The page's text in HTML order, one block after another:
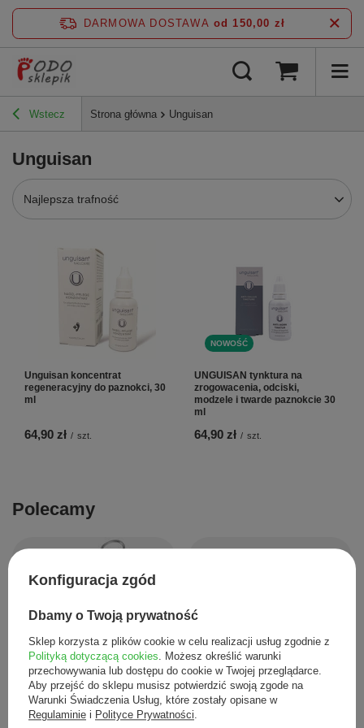
DARMOWA DOSTAWA od 150,00 zł
Wstecz Strona główna Unguisan
Unguisan
Najlepsza trafność
Unguisan koncentrat
regeneracyjny do paznokci, 30
ml
64,90 zł / szt.
NOWOŚĆ
UNGUISAN tynktura na
zrogowacenia, odciski,
modzele i twarde paznokcie 30
ml
64,90 zł / szt.
Polecamy
Nożyczki do skracania paznokci,
20,00 zł szt.
PODOPHARM OLEUM HERBAL®
aktywny olejek podologiczny, 10 ml
55,00 zł / szt.
Konfiguracja zgód
Dbamy o Twoją prywatność
Sklep korzysta z plików cookie w celu realizacji usług zgodnie z
Polityką dotyczącą cookies . Możesz określić warunki
przechowywania lub dostępu do cookie w Twojej przeglądarce.
Aby przejść do sklepu musisz potwierdzić swoją zgode na
Warunki Świadczenia Usług, które zostały opisane w
Regulaminie i Polityce Prywatności